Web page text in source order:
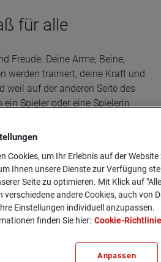
für alle
Freude. Deine Arme, Beine,
werden trainiert, deine Kraft und
weil auf der anderen Seite des
ein Spieler oder eine Spielerin
sozialen Kontakte.
jede den Einstieg in den
Alter spielt dabei keine Rolle.
wie Ballett, Reiten oder
Tennis nicht anders: Je jünger
desto leichter fällt einem das
auf Technik, Wendigkeit und
abrupte Bewegungen beim
du dich dabei nicht ernsthaft
Cookies, um Ihr Erlebnis auf der
Ihnen unsere Dienste zur Verfügung
Seite zu optimieren. Mit Klick auf
verschiedene andere Cookies, auch von
Einstellungen individuell anzupassen.
finden Sie hier: Cookie-Richtlinie
Anpassen